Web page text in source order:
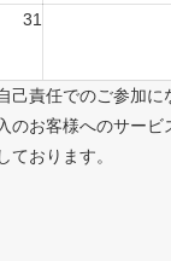
31
責任でのご参加に
のお客様へのサービ
ております。